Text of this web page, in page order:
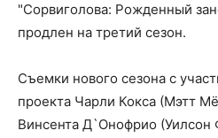
"Сорвиголова: Рожденный
продлен на третий сезон.
Съемки нового сезона с
проекта Чарли Кокса (Мэтт
Винсента Д`Онофрио (Уилсон